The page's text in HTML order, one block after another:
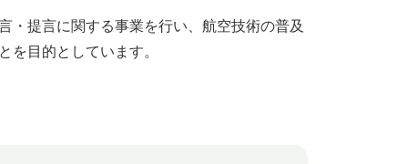
・提言に関する事業を行い、航空技術の普及
を目的としています。